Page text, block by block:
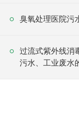
臭氧处理医院污
过流式紫外线消
污水、工业废水